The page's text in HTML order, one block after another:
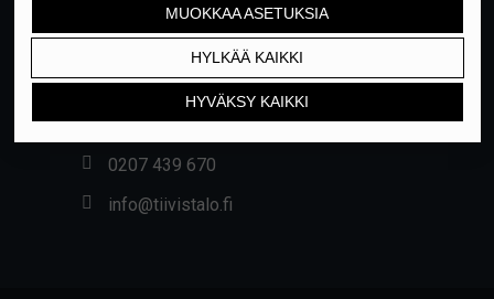
YHTEYSTIEDOT
Yrittäjäntie 24, 01800 KLAUKKALA
0207 439 670
info@tiivistalo.fi